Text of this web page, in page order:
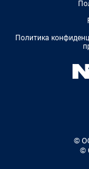
Политика
©
©